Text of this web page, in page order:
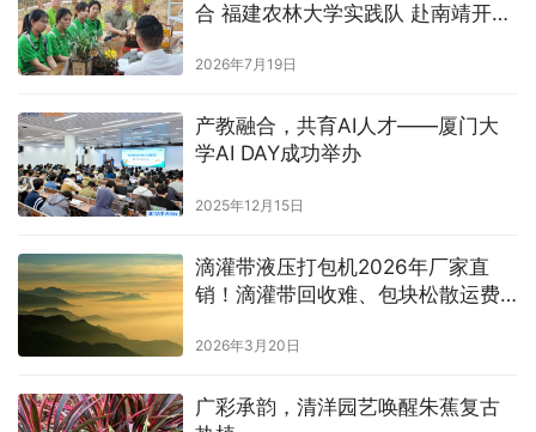
合 福建农林大学实践队 赴南靖开展
2026年7月19日
产教融合，共育AI人才——厦门大
学AI DAY成功举办
2025年12月15日
滴灌带液压打包机2026年厂家直
销！滴灌带回收难、包块松散运费
2026年3月20日
广彩承韵，清洋园艺唤醒朱蕉复古